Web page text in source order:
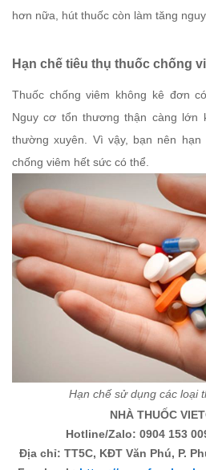
hơn nữa, hút thuốc còn làm tăng
Hạn chế tiêu thụ thuốc chống
Thuốc chống viêm không kê đơn
Nguy cơ tổn thương thận càng lớn
thường xuyên. Vì vậy, bạn nên
chống viêm hết sức có thể.
Hạn chế sử dụng các loại
NHÀ THUỐC
Hotline/Zalo: 0904 153
Địa chỉ: TT5C, KĐT Văn Phú, P.